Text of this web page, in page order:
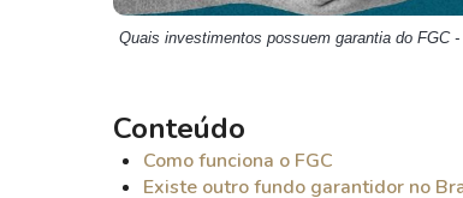
Quais investimentos possuem garantia do FGC
Conteúdo
Como funciona o FGC
Existe outro fundo garantidor no